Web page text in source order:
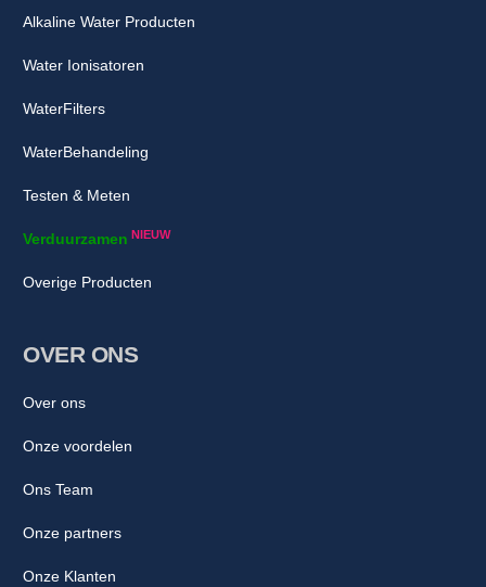
Alkaline Water Producten
Water Ionisatoren
WaterFilters
WaterBehandeling
Testen & Meten
Verduurzamen NIEUW
Overige Producten
OVER ONS
Over ons
Onze voordelen
Ons Team
Onze partners
Onze Klanten